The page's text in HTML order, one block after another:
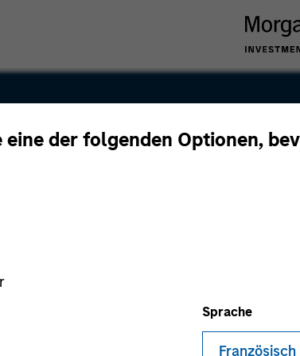
der folgenden Optionen,
Sprache
Französisch